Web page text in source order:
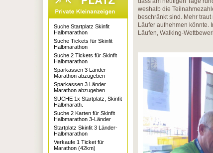
weshalb die
beschränkt sind. Mehr
Läufer aufnehmen könnte.
Läufen, Walking-
Suche Startplatz Skinfit
Halbmarathon
Suche Tickets für Skinfit
Halbmarathon
Suche 2 Tickets für Skinfit
Halbmarathon
Sparkassen 3 Länder
Marathon abzugeben
Sparkassen 3 Länder
Marathon abzugeben
SUCHE 1x Startplatz, Skinfit
Halbmarath.
Suche 2 Karten für Skinfit
Halbmarathon 3-Länder
Startplatz Skinfit 3 Länder-
Halbmarathon
Verkaufe 1 Ticket für
Marathon (42km)